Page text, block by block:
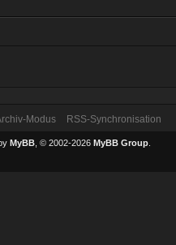
Modus RSS-Synchronisation
MyBB , © 2002-2026 MyBB Group